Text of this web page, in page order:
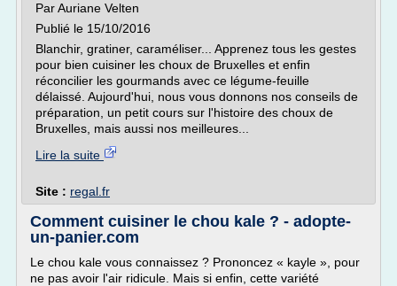
Par Auriane Velten
Publié le 15/10/2016
Blanchir, gratiner, caraméliser... Apprenez tous les gestes
pour bien cuisiner les choux de Bruxelles et enfin
réconcilier les gourmands avec ce légume-feuille
délaissé. Aujourd'hui, nous vous donnons nos conseils de
préparation, un petit cours sur l'histoire des choux de
Bruxelles, mais aussi nos meilleures...
Lire la suite
Site : regal.fr
Comment cuisiner le chou kale ? - adopte-
un-panier.com
Le chou kale vous connaissez ? Prononcez « kayle », pour
ne pas avoir l'air ridicule. Mais si enfin, cette variété